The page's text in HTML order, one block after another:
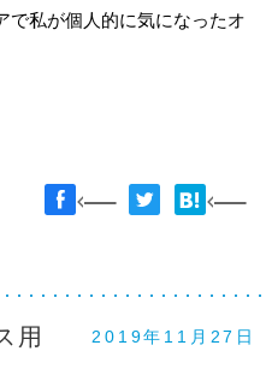
で私が個人的に気になったオ
用
2019年11月27日